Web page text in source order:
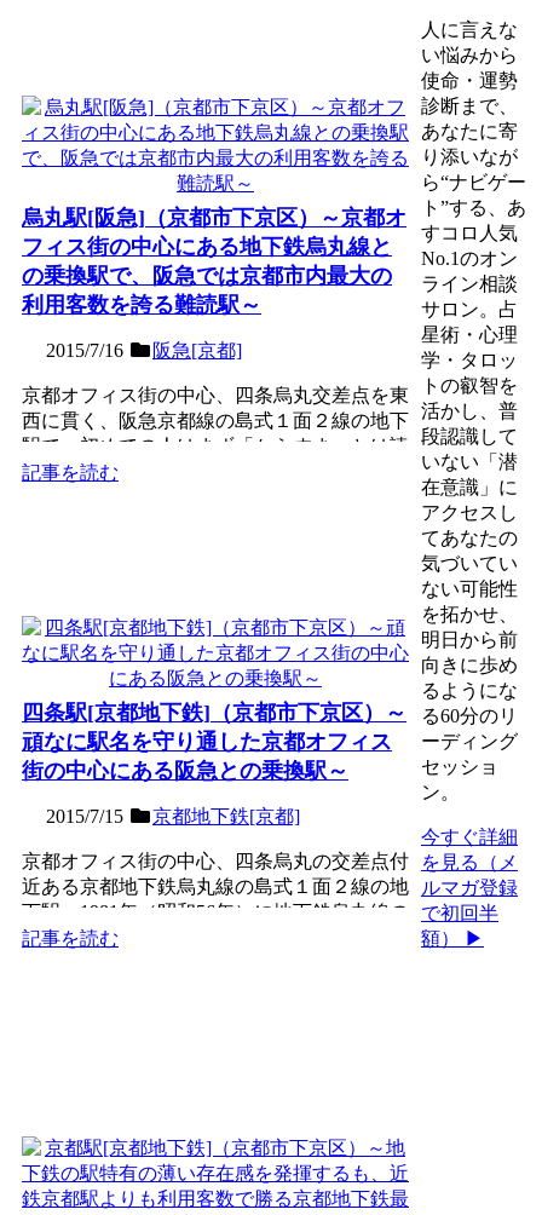
烏丸駅[阪急]（京都市下京区）～京都オ
フィス街の中心にある地下鉄烏丸線と
の乗換駅で、阪急では京都市内最大の
利用客数を誇る難読駅～
2015/7/16 阪急[京都]
京都オフィス街の中心、四条烏丸交差点を東
西に貫く、阪急京都線の島式１面２線の地下
駅で、初めての人はまず「からすま」とは読
めないであろう難読駅...
記事を読む
四条駅[京都地下鉄]（京都市下京区）～
頑なに駅名を守り通した京都オフィス
街の中心にある阪急との乗換駅～
2015/7/15 京都地下鉄[京都]
京都オフィス街の中心、四条烏丸の交差点付
近ある京都地下鉄烏丸線の島式１面２線の地
下駅。1981年（昭和56年）に地下鉄烏丸線の
京都ー北大路開...
記事を読む
人に言えな
い悩みから
使命・運勢
診断まで、
あなたに寄
り添いなが
ら“ナビゲー
ト”する、あ
すコロ人気
No.1のオン
ライン相談
サロン。占
星術・心理
学・タロッ
トの叡智を
活かし、普
段認識して
いない「潜
在意識」に
アクセスし
てあなたの
気づいてい
ない可能性
を拓かせ、
明日から前
向きに歩め
るようにな
る60分のリ
ーディング
セッショ
ン。
今すぐ詳細
を見る（メ
ルマガ登録
で初回半
額） ▶